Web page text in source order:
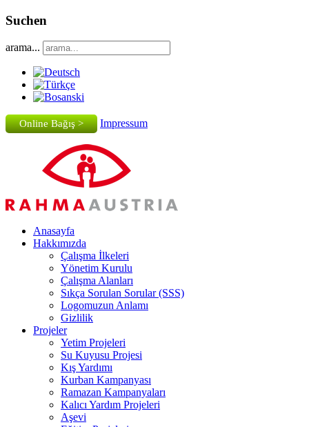
Suchen
arama...
Online Bağış > Impressum
Anasayfa
Hakkımızda
Çalışma İlkeleri
Yönetim Kurulu
Çalışma Alanları
Sıkça Sorulan Sorular (SSS)
Logomuzun Anlamı
Gizlilik
Projeler
Yetim Projeleri
Su Kuyusu Projesi
Kış Yardımı
Kurban Kampanyası
Ramazan Kampanyaları
Kalıcı Yardım Projeleri
Aşevi